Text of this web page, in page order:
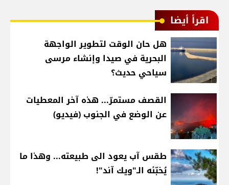
اقرأ أيضا
هل حان الوقت لتطوير الواجهة
البحرية في صيدا وإنشاء مرسى
سياحي حديث؟
القصف مستمرّ... هذه آخر المعطيات
عن الوضع في الجنوب (فيديو)
طقس آب يعود الى طبيعته... وهذا ما
يُخبّئه الـ"ويك آند"!